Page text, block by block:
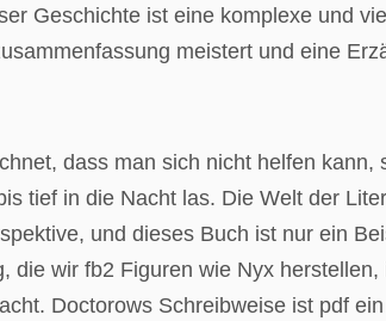
Geschichte ist eine komplexe und
meistert und eine
dass man sich nicht helfen
tief in die Nacht las. Die Welt der
und dieses Buch ist nur ein
die wir fb2 Figuren wie Nyx
Doctorows Schreibweise ist pdf